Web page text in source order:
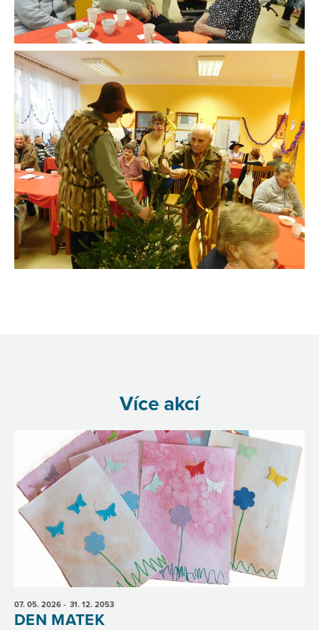
Více akcí
07. 05. 2026 - 31. 12. 2053
DEN MATEK